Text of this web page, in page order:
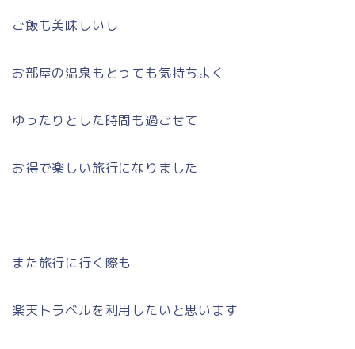
ご飯も美味しいし
お部屋の温泉もとっても気持ちよく
ゆったりとした時間も過ごせて
お得で楽しい旅行になりました
また旅行に行く際も
楽天トラベルを利用したいと思います